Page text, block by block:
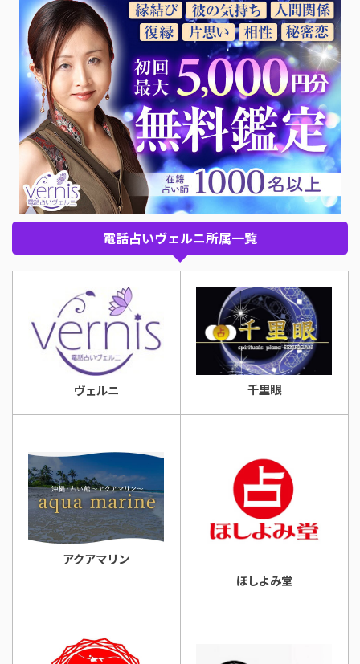
電話占いヴェルニ所属一覧
ヴェルニ 千里眼
アクアマリン
ほしよみ堂